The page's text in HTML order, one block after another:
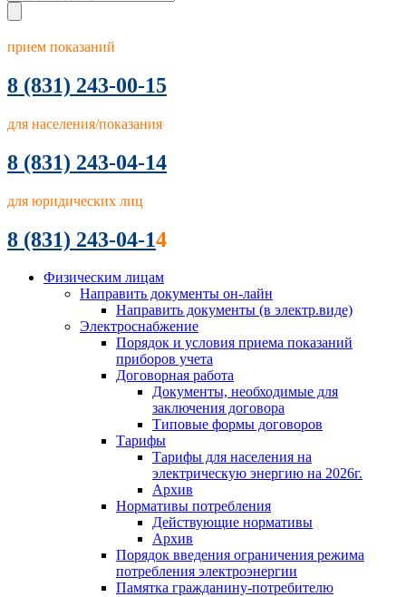
прием показаний
8 (831) 243-00-15
для населения/показания
8 (831) 243-04-14
для юридических лиц
8 (831) 243-04-14
Физическим лицам
Направить документы он-лайн
Направить документы (в электр.виде)
Электроснабжение
Порядок и условия приема показаний
приборов учета
Договорная работа
Документы, необходимые для
заключения договора
Типовые формы договоров
Тарифы
Тарифы для населения на
электрическую энергию на 2026г.
Архив
Нормативы потребления
Действующие нормативы
Архив
Порядок введения ограничения режима
потребления электроэнергии
Памятка гражданину-потребителю